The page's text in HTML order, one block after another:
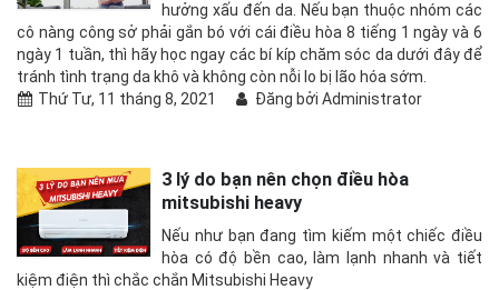
hưởng xấu đến da. Nếu bạn thuộc nhóm các
cô nàng công sở phải gắn bó với cái điều hòa 8 tiếng 1 ngày và 6
ngày 1 tuần, thì hãy học ngay các bí kíp chăm sóc da dưới đây để
tránh tình trạng da khô và không còn nỗi lo bị lão hóa sớm.
Thứ Tư, 11 tháng 8, 2021
Đăng bởi Administrator
3 lý do bạn nên chọn điều hòa
mitsubishi heavy
Nếu như bạn đang tìm kiếm một chiếc điều
hòa có độ bền cao, làm lạnh nhanh và tiết
kiệm điện thì chắc chắn Mitsubishi Heavy